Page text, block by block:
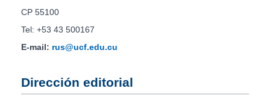
CP 55100
Tel: +53 43 500167
E-mail: rus@ucf.edu.cu
Dirección editorial